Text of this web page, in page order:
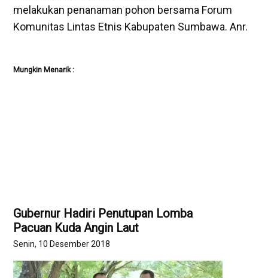
melakukan penanaman pohon bersama Forum
Komunitas Lintas Etnis Kabupaten Sumbawa. Anr.
Mungkin Menarik :
Gubernur Hadiri Penutupan Lomba
Pacuan Kuda Angin Laut
Senin, 10 Desember 2018